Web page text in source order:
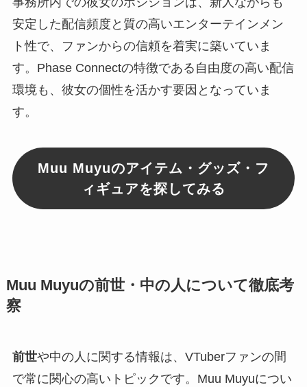
安定した配信頻度と質の高いエンターテインメン
ト性で、ファンからの信頼を着実に築いていま
す。Phase Connectの特徴である自由度の高い配信
環境も、彼女の個性を活かす要因となっていま
す。
Muu Muyuのアイテム・グッズ・フ
ィギュアを探してみる
Muu Muyuの前世・中の人について徹底考
察
前世や中の人に関する情報は、VTuberファンの間
で常に関心の高いトピックです。Muu Muyuについ